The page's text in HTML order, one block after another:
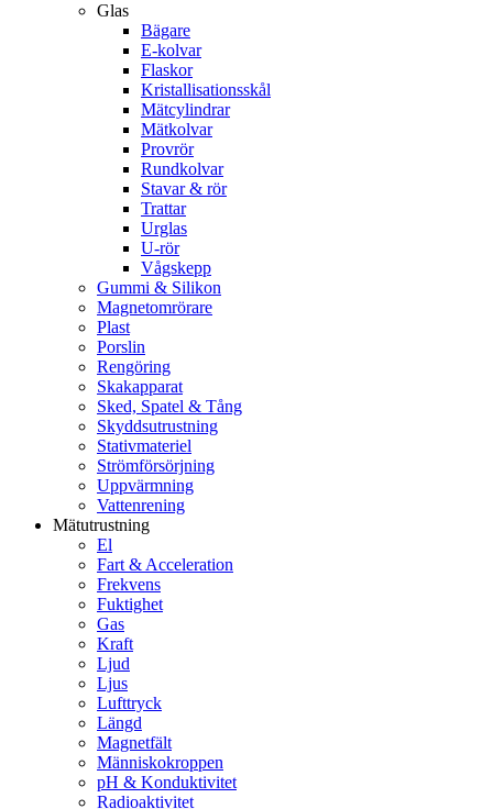
Glas
Bägare
E-kolvar
Flaskor
Kristallisationsskål
Mätcylindrar
Mätkolvar
Provrör
Rundkolvar
Stavar & rör
Trattar
Urglas
U-rör
Vågskepp
Gummi & Silikon
Magnetomrörare
Plast
Porslin
Rengöring
Skakapparat
Sked, Spatel & Tång
Skyddsutrustning
Stativmateriel
Strömförsörjning
Uppvärmning
Vattenrening
Mätutrustning
El
Fart & Acceleration
Frekvens
Fuktighet
Gas
Kraft
Ljud
Ljus
Lufttryck
Längd
Magnetfält
Människokroppen
pH & Konduktivitet
Radioaktivitet